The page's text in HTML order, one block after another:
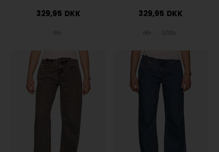
329,95 DKK
8år
329,95 DKK
8år 9/10år